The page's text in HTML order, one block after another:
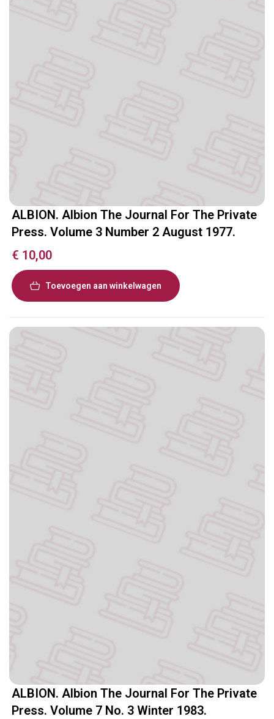
ALBION. Albion The Journal For The Private
Press. Volume 3 Number 2 August 1977.
€ 10,00
Toevoegen aan winkelwagen
ALBION. Albion The Journal For The Private
Press. Volume 7 No. 3 Winter 1983.